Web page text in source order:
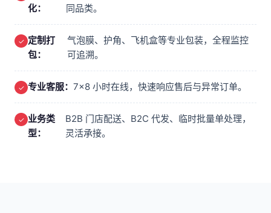
化：
同品类。
定制打
包：
气泡膜、护角、飞机盒等专业包装，全程监控
可追溯。
专业客服： 7×8 小时在线，快速响应售后与异常订单。
业务类
型：
B2B 门店配送、B2C 代发、临时批量单处理，
灵活承接。